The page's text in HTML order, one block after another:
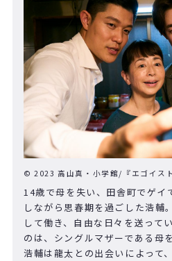
© 2023 高山真・小学館/『エゴイス
14歳で母を失い、田舎町でゲイ
しながら思春期を過ごした浩輔
して働き、自由な日々を送って
のは、シングルマザーである母
浩輔は龍太との出会いによって